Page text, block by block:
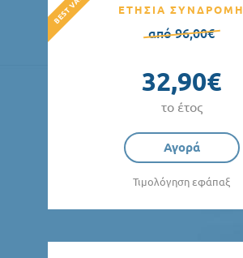
ΕΤΗΣΙΑ ΣΥΝΔΡΟΜΗ
από 96,00€
32,90€
το έτος
Αγορά
Τιμολόγηση εφάπαξ